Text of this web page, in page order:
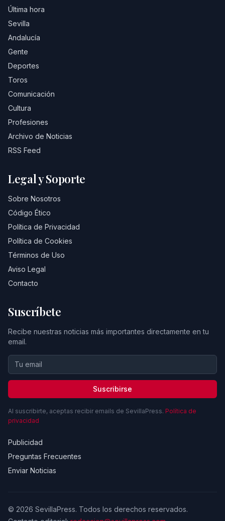
Última hora
Sevilla
Andalucía
Gente
Deportes
Toros
Comunicación
Cultura
Profesiones
Archivo de Noticias
RSS Feed
Legal y Soporte
Sobre Nosotros
Código Ético
Política de Privacidad
Política de Cookies
Términos de Uso
Aviso Legal
Contacto
Suscríbete
Recibe nuestras noticias más importantes directamente en tu
email.
Suscribirse
Al suscribirte, aceptas recibir emails de SevillaPress. Política de
privacidad
Publicidad
Preguntas Frecuentes
Enviar Noticias
© 2026 SevillaPress. Todos los derechos reservados.